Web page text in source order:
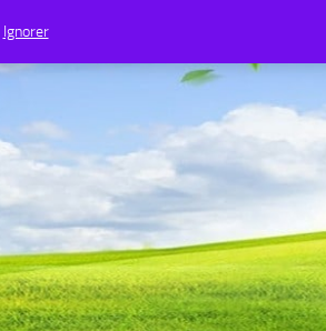
Ignorer